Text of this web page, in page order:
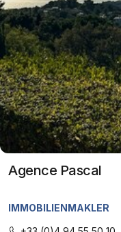
Agence Pascal
IMMOBILIENMAKLER